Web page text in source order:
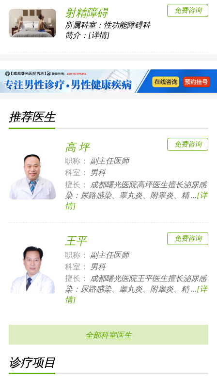
射精障碍
所属科室： 性功能障碍科
简介：[详情]
免费咨询
推荐医生
高 坪
职称：
副主任医师
科室：
男科
擅长：
成都曙光医院高坪医生擅长泌尿感
染：尿路感染、睾丸炎、附睾炎、精 ...[详
情]
免费咨询
王平
职称：
副主任医师
科室：
男科
擅长：
成都曙光医院王平医生擅长泌尿感
染：尿路感染、睾丸炎、附睾炎、精 ...[详
情]
免费咨询
全部科室医生
诊疗项目